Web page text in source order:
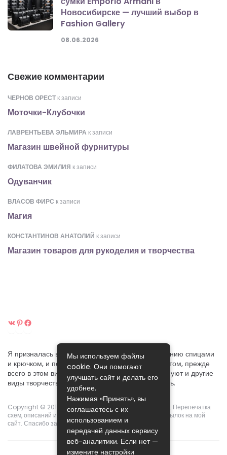
Новосибирске — лучший выбор в
Fashion Gallery
08.06.2026
Свежие комментарии
ЧЕРНОВ ОРЕСТ к записи
Моточки-Клубочки
ЛАВРЕНТЬЕВА ЭЛЬМИРА к записи
Магазин швейной фурнитуры
ФИЛАТОВА ЭМИЛИЯ к записи
Одуванчик
ВЛАСОВ ФИРС к записи
Магия
КОНСТАНТИНОВ АНАТОЛИЙ к записи
Магазин товаров для рукоделия и творчества
ВКонтакте
Pinterest
Я призналась вам в своей любви к ручному вязанию спицами
и крючком, и постараюсь поделиться своим опытом, прежде
всего в этом виде рукоделия. Хотя меня интересуют и другие
виды творчества, которые я собираюсь осваивать.
Copyright © 2015-2024.Pikoclub. Права защищены ©. Перепечатка
схем, описаний и фотографий возможны с указанием ссылок на мой
сайт. Спасибо за понимание!
Мы используем файлы
cookie. Они помогают
улучшать сайт и делать его
удобнее.
Нажимая «Принять», вы
соглашаетесь с их
использованием и
передачей данных сервису
веб-аналитики. Если нет —
измените настройки